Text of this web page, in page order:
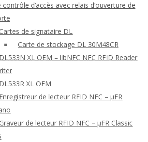
contrôle d’accès avec relais d’ouverture de
de signataire DL
Carte de stockage DL 30M48CR
DL533N XL OEM – libNFC NFC RFID Reader
DL533R XL OEM
Enregistreur de lecteur RFID NFC – μFR
Graveur de lecteur RFID NFC – μFR Classic